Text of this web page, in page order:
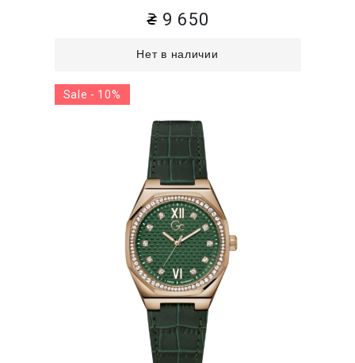
9 650
Нет в наличии
Sale - 10%